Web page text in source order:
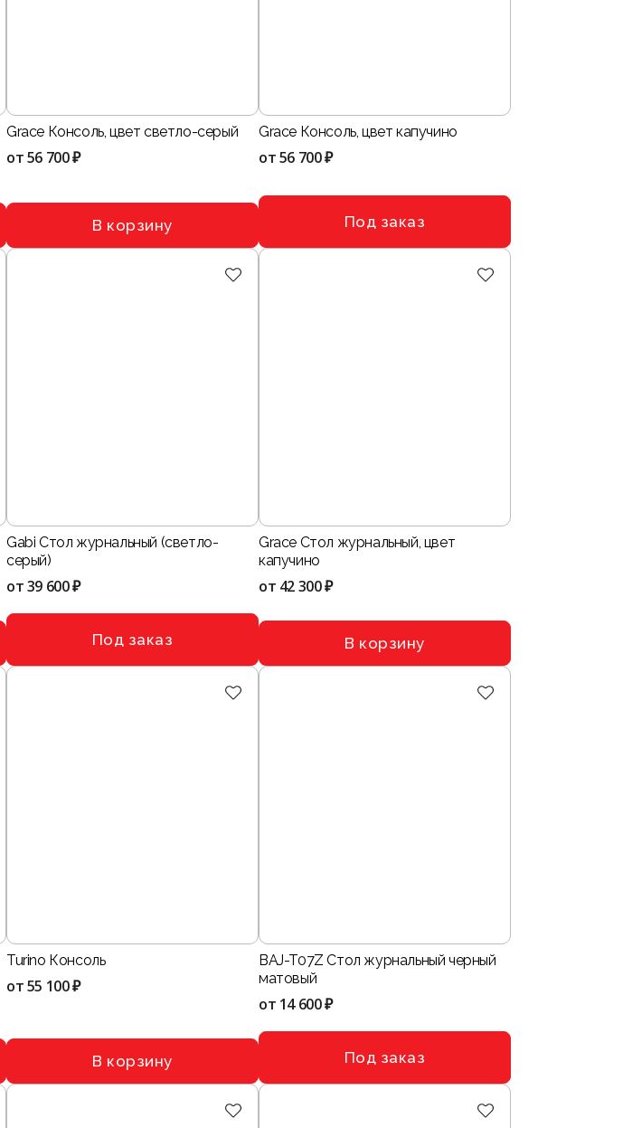
Grace Консоль, цвет светло-серый
от56 700 ₽
В корзину
Grace Консоль, цвет капучино
от56 700 ₽
Под заказ
Gabi Стол журнальный (светло-
серый)
от39 600 ₽
Под заказ
Grace Стол журнальный, цвет
капучино
от 42 300 ₽
В корзину
Turino Консоль
от55 100 ₽
В корзину
BAJ-T07Z Стол журнальный черный
матовый
от 14 600 ₽
Под заказ